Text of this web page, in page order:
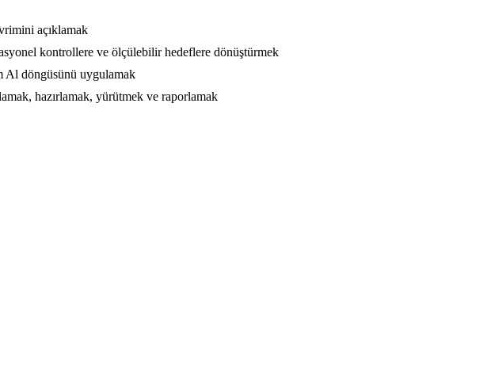
açıklamak
kontrollere ve ölçülebilir hedeflere dönüştürmek
Al döngüsünü uygulamak
hazırlamak, yürütmek ve raporlamak